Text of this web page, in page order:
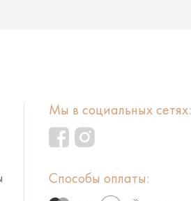
Мы в социальных сетях:
Способы оплаты: